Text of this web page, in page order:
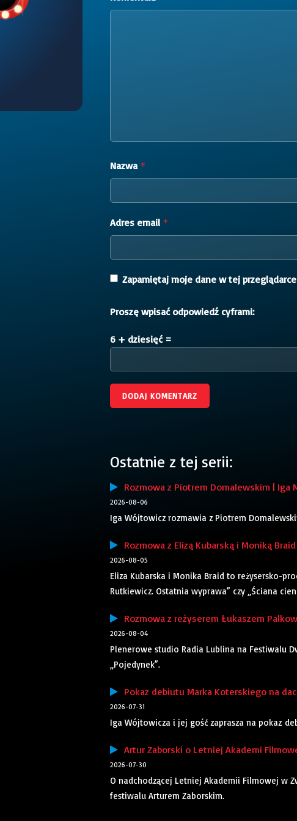
Nazwa *
Adres email *
Zapamiętaj moje dane w tej
Proszę wpisać odpowiedź cyframi:
6 + dziesięć =
Ostatnie z tej serii:
Rozmowa z Piotrem Domalewskim | Iga
2026-08-06
Iga Wójtowicz rozmawia z Piotrem
Rozmowa z Elizą Kubarską i Moniką
2026-08-05
Eliza Kubarska i Monika Braid to reżysersko-
Rutkiewicz. Ostatnia wyprawa” czy „Ściana
Rozmowa z reżyserem Łukaszem
2026-08-04
Plenerowe studio Radia Lublina na Festiwalu
„Pojedynek”.
Pokaz debiutu Marka Koterskiego na
2026-07-31
Iga Wójtowicza i jej gość zaprasza na pokaz
Artur Zaborski o Letniej Akademi
2026-07-30
O nadchodzącej Letniej Akademii Filmowej w
festiwalu Arturem Zaborskim.